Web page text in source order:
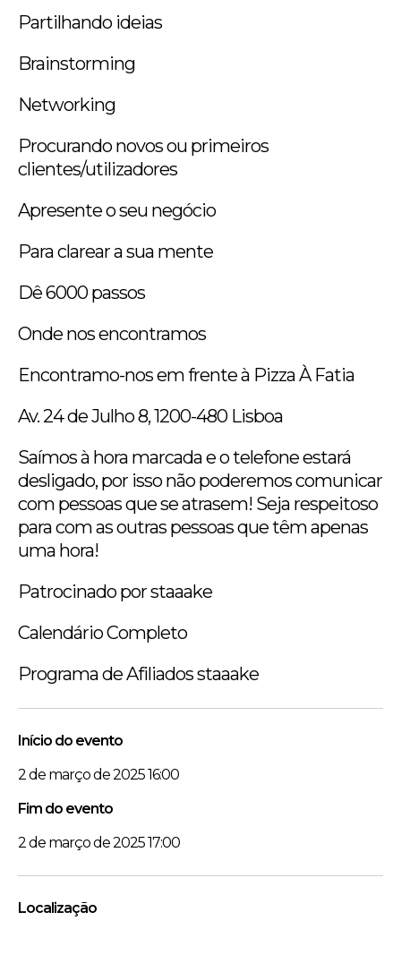
Partilhando ideias
Brainstorming
Networking
Procurando novos ou primeiros
clientes/utilizadores
Apresente o seu negócio
Para clarear a sua mente
Dê 6000 passos
Onde nos encontramos
Encontramo-nos em frente à Pizza À Fatia
Av. 24 de Julho 8, 1200-480 Lisboa
Saímos à hora marcada e o telefone estará
desligado, por isso não poderemos comunicar
com pessoas que se atrasem! Seja respeitoso
para com as outras pessoas que têm apenas
uma hora!
Patrocinado por staaake
Calendário Completo
Programa de Afiliados staaake
Início do evento
2 de março de 2025 16:00
Fim do evento
2 de março de 2025 17:00
Localização